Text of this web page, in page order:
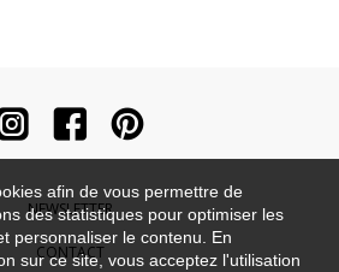
NEWSLETTER
CONTACT
afin de vous permettre de
des statistiques pour optimiser les
personnaliser le contenu. En
sur ce site, vous acceptez l'utilisation